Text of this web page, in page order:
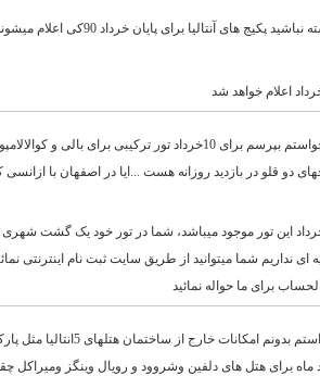
پکیج های آنتالیا برای پایان خرداد 90کی اعلام میشوند. متشکرم
اعلام خواهد شد
با سلام ...میخواستم بپرسم برای 10خرداد تور ترکیبی
دو قلو در بازدید روزانه هست ...ایا در اصفهان با ازانسی
این تور موجود میباشد، شما در تور خود یک گشت
ای نداریم شما میتوانید از طریق سایت ثبت نام اینترنتی
برای ما حواله نمائید
با سلام میخواستم بدونم
ماه برای هتل های دلفین وشروود و رویال وینگز ومیراکل